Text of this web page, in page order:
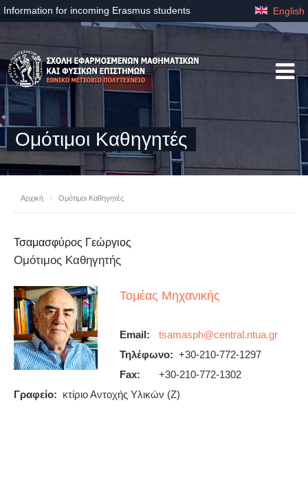
Information for incoming Erasmus students English
Ομότιμοι Καθηγητές
Αρχική / Ομότιμοι Καθηγητές
Τσαμασφύρος Γεώργιος
Ομότιμος Καθηγητής
Τομέας Μηχανικής
Email:
Τηλέφωνο: +30-210-772-1297
Fax:
+30-210-772-1302
Γραφείο: κτίριο Αντοχής Υλικών (Ζ)